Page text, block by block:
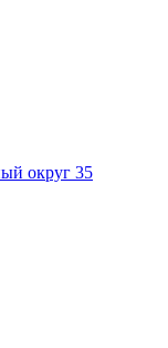
округ 35